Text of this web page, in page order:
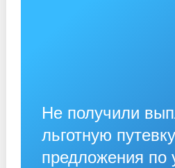
Не получили
льготную
предложения по